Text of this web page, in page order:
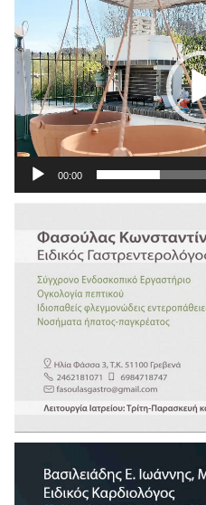
Αναπαραγωγής
Βίντεο
00:00